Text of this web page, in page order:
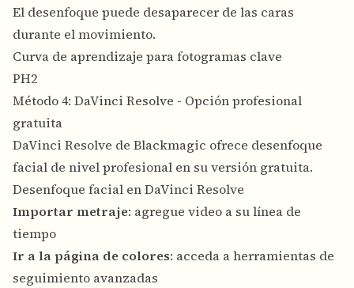
El desenfoque puede desaparecer de las caras
durante el movimiento.
Curva de aprendizaje para fotogramas clave
PH2
Método 4: DaVinci Resolve - Opción profesional
gratuita
DaVinci Resolve de Blackmagic ofrece desenfoque
facial de nivel profesional en su versión gratuita.
Desenfoque facial en DaVinci Resolve
Importar metraje: agregue video a su línea de
tiempo
Ir a la página de colores: acceda a herramientas de
seguimiento avanzadas